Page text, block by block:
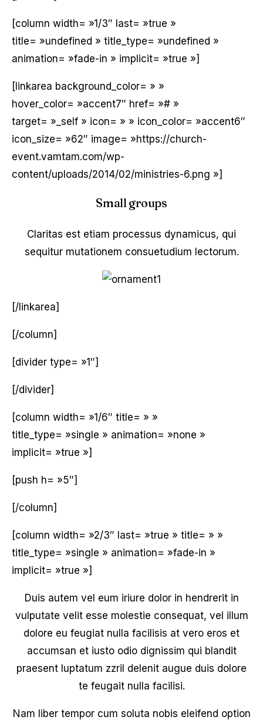
[column width= »1/3″ last= »true »
title= »undefined » title_type= »undefined »
animation= »fade-in » implicit= »true »]
[linkarea background_color= » »
hover_color= »accent7″ href= »# »
target= »_self » icon= » » icon_color= »accent6″
icon_size= »62″ image= »https://church-
event.vamtam.com/wp-
content/uploads/2014/02/ministries-6.png »]
Small groups
Claritas est etiam processus dynamicus, qui
sequitur mutationem consuetudium lectorum.
[/linkarea]
[/column]
[divider type= »1″]
[/divider]
[column width= »1/6″ title= » »
title_type= »single » animation= »none »
implicit= »true »]
[push h= »5″]
[/column]
[column width= »2/3″ last= »true » title= » »
title_type= »single » animation= »fade-in »
implicit= »true »]
Duis autem vel eum iriure dolor in hendrerit in
vulputate velit esse molestie consequat, vel illum
dolore eu feugiat nulla facilisis at vero eros et
accumsan et iusto odio dignissim qui blandit
praesent luptatum zzril delenit augue duis dolore
te feugait nulla facilisi.
Nam liber tempor cum soluta nobis eleifend option